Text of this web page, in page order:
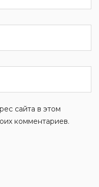
сайта в этом
комментариев.